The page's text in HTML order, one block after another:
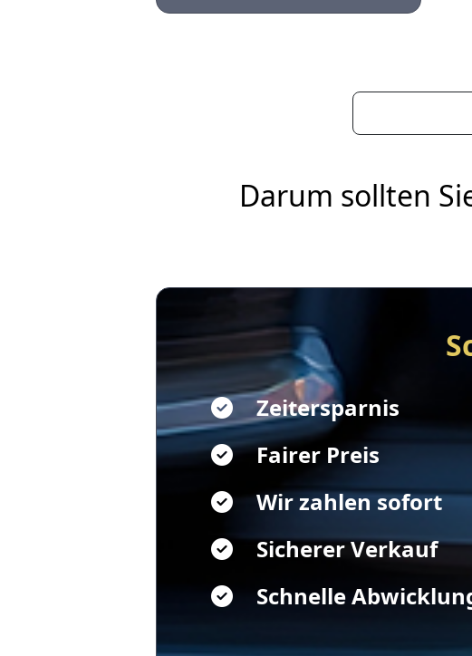
Darum sollten
Zeitersparnis
Fairer Preis
Wir zahlen sofort
Sicherer Verkauf
Schnelle